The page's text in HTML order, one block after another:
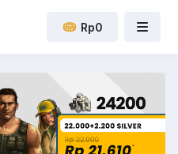
Rp0